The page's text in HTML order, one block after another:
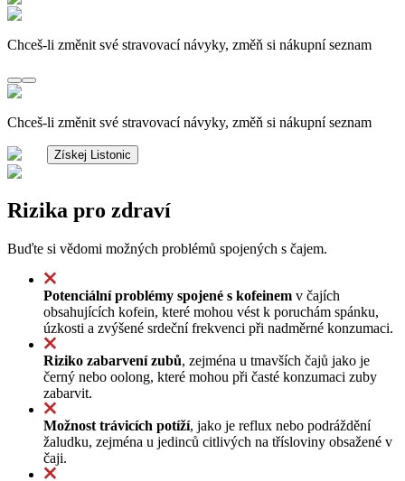
Chceš-li změnit své stravovací návyky, změň si nákupní seznam
Chceš-li změnit své stravovací návyky, změň si nákupní seznam
Získej Listonic
Rizika pro zdraví
Buďte si vědomi možných problémů spojených s čajem.
Potenciální problémy spojené s kofeinem v čajích
obsahujících kofein, které mohou vést k poruchám spánku,
úzkosti a zvýšené srdeční frekvenci při nadměrné konzumaci.
Riziko zabarvení zubů, zejména u tmavších čajů jako je
černý nebo oolong, které mohou při časté konzumaci zuby
zabarvit.
Možnost trávicích potíží, jako je reflux nebo podráždění
žaludku, zejména u jedinců citlivých na třísloviny obsažené v
čaji.